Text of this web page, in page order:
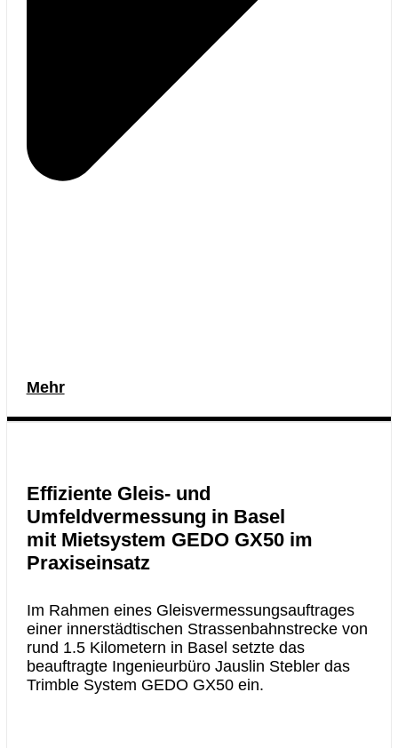
Mehr
Effiziente Gleis- und
Umfeldvermessung in Basel
mit Mietsystem GEDO GX50 im
Praxiseinsatz
Im Rahmen eines Gleisvermessungsauftrages
einer innerstädtischen Strassenbahnstrecke von
rund 1.5 Kilometern in Basel setzte das
beauftragte Ingenieurbüro Jauslin Stebler das
Trimble System GEDO GX50 ein.